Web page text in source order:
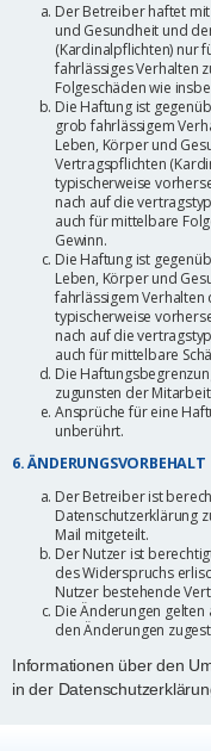
Der Betreiber haftet
und Gesundheit und
(Kardinalpflichten) nur
fahrlässiges Verhalten
Folgeschäden wie
Die Haftung ist
grob fahrlässigem
Leben, Körper und
Vertragspflichten
typischerweise
nach auf die
auch für mittelbare
Gewinn.
Die Haftung ist
Leben, Körper und
fahrlässigem
typischerweise
nach auf die
auch für mittelbare
Die
zugunsten der
Ansprüche für eine
unberührt.
6. ÄNDERUNGSVORBEHALT
Der Betreiber ist
Datenschutzerklärung
Mail mitgeteilt.
Der Nutzer ist
des Widerspruchs
Nutzer bestehende
Die Änderungen
den Änderungen
Informationen über den
in der